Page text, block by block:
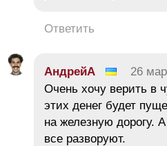
Ответить
АндрейА 26
Очень хочу верить в
этих денег будет
на железную дорогу.
все разворуют.